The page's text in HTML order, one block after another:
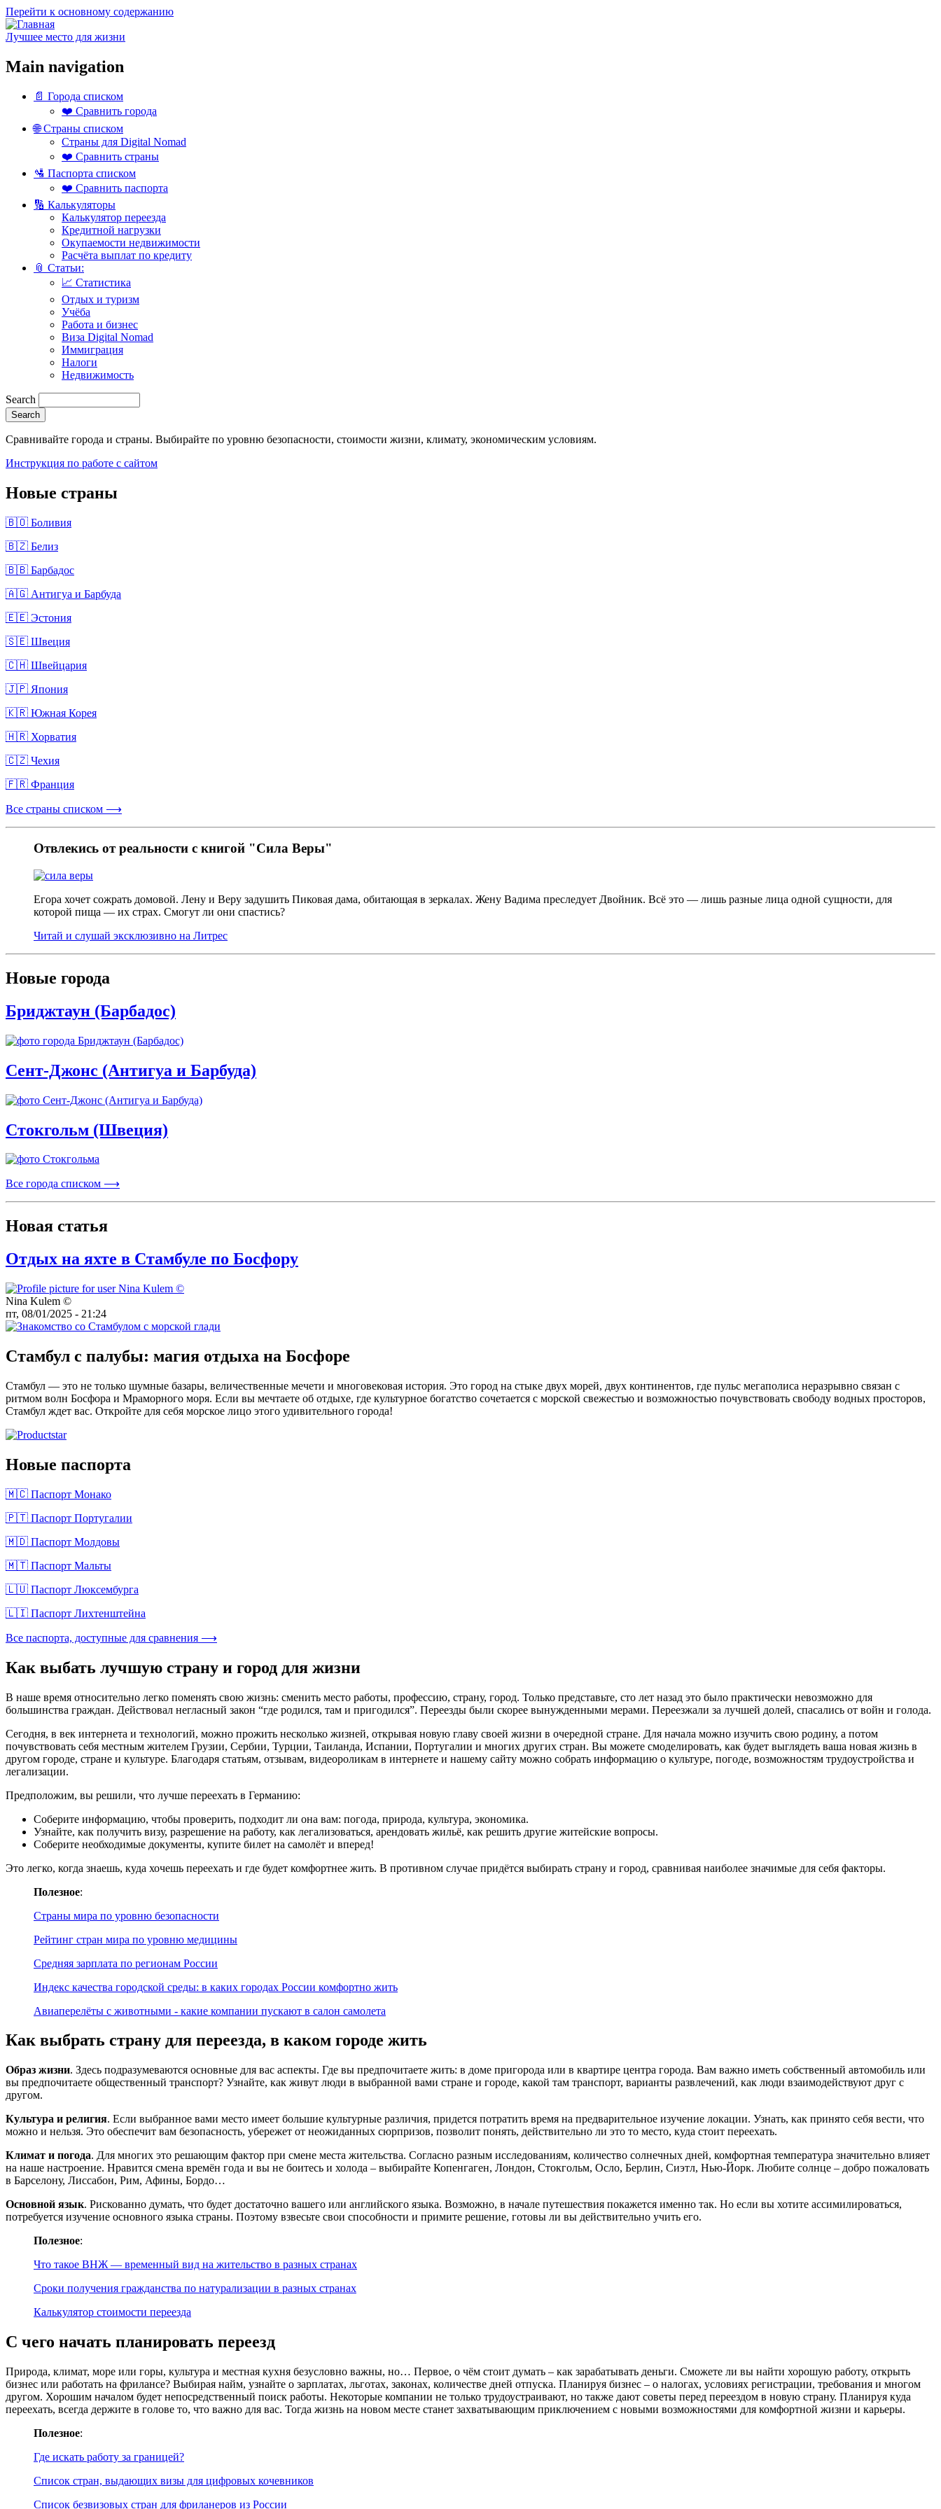
Перейти к основному содержанию
Лучшее место для жизни
Main navigation
📄 Города списком
❤️ Сравнить города
🌐 Страны списком
Страны для Digital Nomad
❤️ Сравнить страны
🛂 Паспорта списком
❤️ Сравнить паспорта
🔢 Калькуляторы
Калькулятор переезда
Кредитной нагрузки
Окупаемости недвижимости
Расчёта выплат по кредиту
📎 Статьи:
📈 Статистика
Отдых и туризм
Учёба
Работа и бизнес
Виза Digital Nomad
Иммиграция
Налоги
Недвижимость
Search
Сравнивайте города и страны. Выбирайте по уровню безопасности, стоимости жизни, климату, экономическим условиям.
Инструкция по работе с сайтом
Новые страны
🇧🇴 Боливия
🇧🇿 Белиз
🇧🇧 Барбадос
🇦🇬 Антигуа и Барбуда
🇪🇪 Эстония
🇸🇪 Швеция
🇨🇭 Швейцария
🇯🇵 Япония
🇰🇷 Южная Корея
🇭🇷 Хорватия
🇨🇿 Чехия
🇫🇷 Франция
Все страны списком ⟶
Отвлекись от реальности с книгой "Сила Веры"
Егора хочет сожрать домовой. Лену и Веру задушить Пиковая дама, обитающая в зеркалах. Жену Вадима преследует Двойник. Всё это — лишь разные лица одной сущности, для
которой пища — их страх. Смогут ли они спастись?
Читай и слушай эксклюзивно на Литрес
Новые города
Бриджтаун (Барбадос)
Сент-Джонс (Антигуа и Барбуда)
Стокгольм (Швеция)
Все города списком ⟶
Новая статья
Отдых на яхте в Стамбуле по Босфору
Nina Kulem ©️
пт, 08/01/2025 - 21:24
Стамбул с палубы: магия отдыха на Босфоре
Стамбул — это не только шумные базары, величественные мечети и многовековая история. Это город на стыке двух морей, двух континентов, где пульс мегаполиса неразрывно связан с
ритмом волн Босфора и Мраморного моря. Если вы мечтаете об отдыхе, где культурное богатство сочетается с морской свежестью и возможностью почувствовать свободу водных просторов,
Стамбул ждет вас. Откройте для себя морское лицо этого удивительного города!
Новые паспорта
🇲🇨 Паспорт Монако
🇵🇹 Паспорт Португалии
🇲🇩 Паспорт Молдовы
🇲🇹 Паспорт Мальты
🇱🇺 Паспорт Люксембурга
🇱🇮 Паспорт Лихтенштейна
Все паспорта, доступные для сравнения ⟶
Как выбать лучшую страну и город для жизни
В наше время относительно легко поменять свою жизнь: сменить место работы, профессию, страну, город. Только представьте, сто лет назад это было практически невозможно для
большинства граждан. Действовал негласный закон “где родился, там и пригодился”. Переезды были скорее вынужденными мерами. Переезжали за лучшей долей, спасались от войн и голода.
Сегодня, в век интернета и технологий, можно прожить несколько жизней, открывая новую главу своей жизни в очередной стране. Для начала можно изучить свою родину, а потом
почувствовать себя местным жителем Грузии, Сербии, Турции, Таиланда, Испании, Португалии и многих других стран. Вы можете смоделировать, как будет выглядеть ваша новая жизнь в
другом городе, стране и культуре. Благодаря статьям, отзывам, видеороликам в интернете и нашему сайту можно собрать информацию о культуре, погоде, возможностям трудоустройства и
легализации.
Предположим, вы решили, что лучше переехать в Германию:
Соберите информацию, чтобы проверить, подходит ли она вам: погода, природа, культура, экономика.
Узнайте, как получить визу, разрешение на работу, как легализоваться, арендовать жильё, как решить другие житейские вопросы.
Соберите необходимые документы, купите билет на самолёт и вперед!
Это легко, когда знаешь, куда хочешь переехать и где будет комфортнее жить. В противном случае придётся выбирать страну и город, сравнивая наиболее значимые для себя факторы.
Полезное:
Страны мира по уровню безопасности
Рейтинг стран мира по уровню медицины
Средняя зарплата по регионам России
Индекс качества городской среды: в каких городах России комфортно жить
Авиаперелёты с животными - какие компании пускают в салон самолета
Как выбрать страну для переезда, в каком городе жить​
Образ жизни. Здесь подразумеваются основные для вас аспекты. Где вы предпочитаете жить: в доме пригорода или в квартире центра города. Вам важно иметь собственный автомобиль или
вы предпочитаете общественный транспорт? Узнайте, как живут люди в выбранной вами стране и городе, какой там транспорт, варианты развлечений, как люди взаимодействуют друг с
другом.
Культура и религия. Если выбранное вами место имеет большие культурные различия, придется потратить время на предварительное изучение локации. Узнать, как принято себя вести, что
можно и нельзя. Это обеспечит вам безопасность, убережет от неожиданных сюрпризов, позволит понять, действительно ли это то место, куда стоит переехать.
Климат и погода. Для многих это решающим фактор при смене места жительства. Согласно разным исследованиям, количество солнечных дней, комфортная температура значительно влияет
на наше настроение. Нравится смена времён года и вы не боитесь и холода – выбирайте Копенгаген, Лондон, Стокгольм, Осло, Берлин, Сиэтл, Нью-Йорк. Любите солнце – добро пожаловать
в Барселону, Лиссабон, Рим, Афины, Бордо…
Основной язык. Рискованно думать, что будет достаточно вашего или английского языка. Возможно, в начале путешествия покажется именно так. Но если вы хотите ассимилироваться,
потребуется изучение основного языка страны. Поэтому взвесьте свои способности и примите решение, готовы ли вы действительно учить его.
Полезное:
Что такое ВНЖ — временный вид на жительство в разных странах
Сроки получения гражданства по натурализации в разных странах
Калькулятор стоимости переезда
С чего начать планировать переезд
Природа, климат, море или горы, культура и местная кухня безусловно важны, но… Первое, о чём стоит думать – как зарабатывать деньги. Сможете ли вы найти хорошую работу, открыть
бизнес или работать на фрилансе? Выбирая найм, узнайте о зарплатах, льготах, законах, количестве дней отпуска. Планируя бизнес – о налогах, условиях регистрации, требования и многом
другом. Хорошим началом будет непосредственный поиск работы. Некоторые компании не только трудоустраивают, но также дают советы перед переездом в новую страну. Планируя куда
переехать, всегда держите в голове то, что важно для вас. Тогда жизнь на новом месте станет захватывающим приключением с новыми возможностями для комфортной жизни и карьеры.
Полезное:
Где искать работу за границей?
Список стран, выдающих визы для цифровых кочевников
Список безвизовых стран для фриланеров из России